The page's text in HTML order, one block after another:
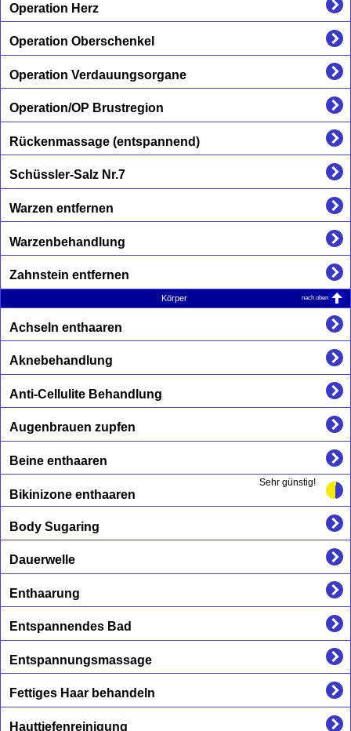
Operation Herz
Operation Oberschenkel
Operation Verdauungsorgane
Operation/OP Brustregion
Rückenmassage (entspannend)
Schüssler-Salz Nr.7
Warzen entfernen
Warzenbehandlung
Zahnstein entfernen
Körper nach oben
Achseln enthaaren
Aknebehandlung
Anti-Cellulite Behandlung
Augenbrauen zupfen
Beine enthaaren
Sehr günstig!
Bikinizone enthaaren
Body Sugaring
Dauerwelle
Enthaarung
Entspannendes Bad
Entspannungsmassage
Fettiges Haar behandeln
Hauttiefenreinigung